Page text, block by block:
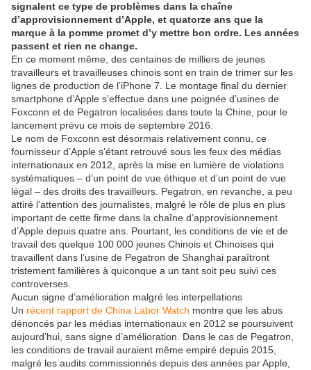
signalent ce type de problèmes dans la chaîne
d’approvisionnement d’Apple, et quatorze ans que la
marque à la pomme promet d’y mettre bon ordre. Les années
passent et rien ne change.
En ce moment même, des centaines de milliers de jeunes
travailleurs et travailleuses chinois sont en train de trimer sur les
lignes de production de l’iPhone 7. Le montage final du dernier
smartphone d’Apple s’effectue dans une poignée d’usines de
Foxconn et de Pegatron localisées dans toute la Chine, pour le
lancement prévu ce mois de septembre 2016.
Le nom de Foxconn est désormais relativement connu, ce
fournisseur d’Apple s’étant retrouvé sous les feux des médias
internationaux en 2012, après la mise en lumière de violations
systématiques – d’un point de vue éthique et d’un point de vue
légal – des droits des travailleurs. Pegatron, en revanche, a peu
attiré l’attention des journalistes, malgré le rôle de plus en plus
important de cette firme dans la chaîne d’approvisionnement
d’Apple depuis quatre ans. Pourtant, les conditions de vie et de
travail des quelque 100 000 jeunes Chinois et Chinoises qui
travaillent dans l’usine de Pegatron de Shanghai paraîtront
tristement familières à quiconque a un tant soit peu suivi ces
controverses.
Aucun signe d’amélioration malgré les interpellations
Un récent rapport de China Labor Watch montre que les abus
dénoncés par les médias internationaux en 2012 se poursuivent
aujourd’hui, sans signe d’amélioration. Dans le cas de Pegatron,
les conditions de travail auraient même empiré depuis 2015,
malgré les audits commissionnés depuis des années par Apple,